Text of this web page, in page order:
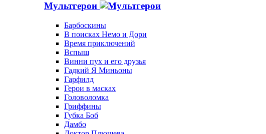
Мультгерои
Барбоскины
В поисках Немо и Дори
Время приключений
Вспыш
Винни пух и его друзья
Гадкий Я Миньоны
Гарфилд
Герои в масках
Головоломка
Гриффины
Губка Боб
Дамбо